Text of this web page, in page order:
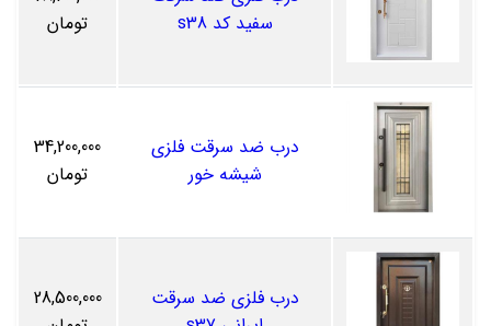
سفید کد s38
تومان
درب ضد سرقت فلزی
شیشه خور
34,200,000
تومان
درب فلزی ضد سرقت
28,500,000